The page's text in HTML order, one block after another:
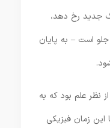
جدید رخ دهد،
است – به پایان
نظر علم بود که به
زمان فیزیکی